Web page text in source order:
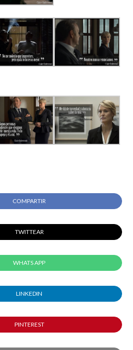
COMPARTIR
TWITTEAR
WHATS APP
LINKEDIN
PINTEREST